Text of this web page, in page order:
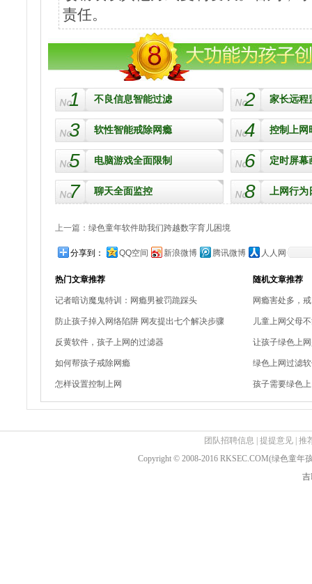
责任。
1 不良信息智能过滤 2 家长远程
3 软性智能戒除网瘾 4 控制上网
5 电脑游戏全面限制 6 定时屏幕
7 聊天全面监控 8 上网行为
上一篇： 绿色童年软件助我们跨越数字育儿困境
分享到： QQ空间 新浪微博 腾讯微博 人人网
热门文章推荐
记者暗访魔鬼特训：网瘾男被罚跪踩头
防止孩子掉入网络陷阱 网友提出七个解决步骤
反黄软件，孩子上网的过滤器
如何帮孩子戒除网瘾
怎样设置控制上网
随机文章推荐
网瘾害处多，
儿童上网父母
让孩子绿色上
绿色上网过滤
孩子需要绿色
团队招聘信息 提提意见 推
Copyright © 2008-2016 RKSEC.COM(绿色童年
吉